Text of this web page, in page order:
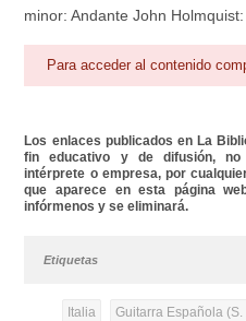
minor: Andante John
Para acceder al contenido
Los enlaces publicados en La
fin educativo y de difusión, no
intérprete o empresa, por
que aparece en esta página
infórmenos y se eliminará.
Etiquetas
Italia Guitarra Española (S.